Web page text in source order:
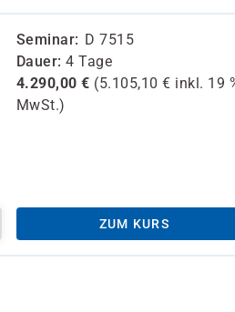
Seminar
D 7515
Dauer 4 Tage
4.290,00 € (5.105,10 € inkl. 19
MwSt.)
ZUM KURS